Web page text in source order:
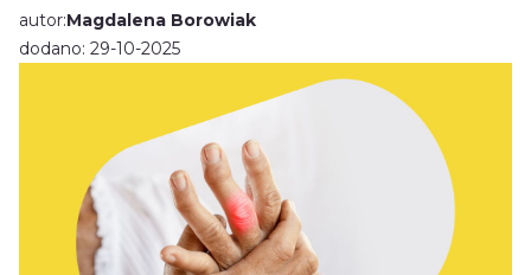
autor:Magdalena Borowiak
dodano: 29-10-2025